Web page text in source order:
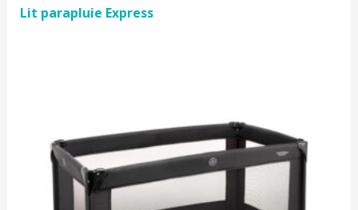
Lit parapluie Express